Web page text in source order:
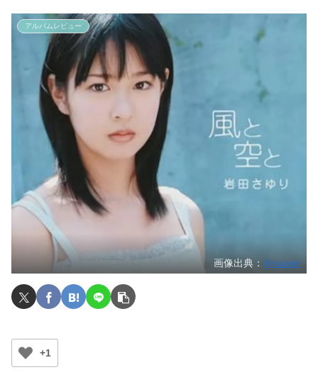
アルバムレビュー
画像出典：Amazon
+1